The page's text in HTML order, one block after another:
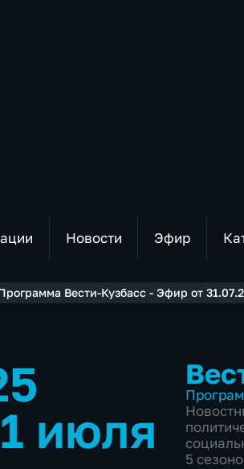
Новости Эфир
Вести-Кузбасс - Эфир от
июля
5